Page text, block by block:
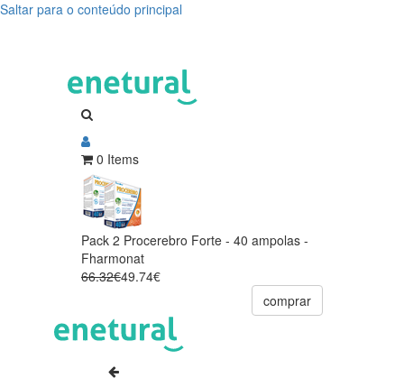
Saltar para o conteúdo principal
0 Items
Pack 2 Procerebro Forte - 40 ampolas -
Fharmonat
66.32€49.74€
comprar